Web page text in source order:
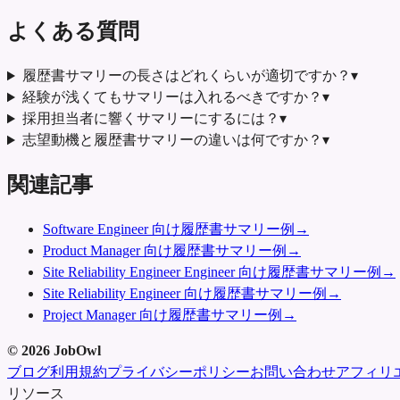
よくある質問
履歴書サマリーの長さはどれくらいが適切ですか？ ▾
経験が浅くてもサマリーは入れるべきですか？ ▾
採用担当者に響くサマリーにするには？ ▾
志望動機と履歴書サマリーの違いは何ですか？ ▾
関連記事
Software Engineer 向け履歴書サマリー例 →
Product Manager 向け履歴書サマリー例 →
Site Reliability Engineer Engineer 向け履歴書サマリー例 →
Site Reliability Engineer 向け履歴書サマリー例 →
Project Manager 向け履歴書サマリー例 →
© 2026 JobOwl
ブログ利用規約プライバシーポリシーお問い合わせアフィリ
リソース